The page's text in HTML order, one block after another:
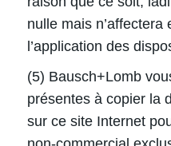
nulle mais
l’application des
(5) Bausch+Lomb
présentes à copier la
sur ce site Internet